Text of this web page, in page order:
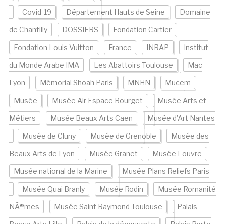
Covid-19 Département Hauts de Seine Domaine
de Chantilly DOSSIERS Fondation Cartier
Fondation Louis Vuitton France INRAP Institut
du Monde Arabe IMA Les Abattoirs Toulouse Mac
Lyon Mémorial Shoah Paris MNHN Mucem
Musée Musée Air Espace Bourget Musée Arts et
Métiers Musée Beaux Arts Caen Musée d'Art Nantes
Musée de Cluny Musée de Grenoble Musée des
Beaux Arts de Lyon Musée Granet Musée Louvre
Musée national de la Marine Musée Plans Reliefs Paris
Musée Quai Branly Musée Rodin Musée Romanité
NÃ®mes Musée Saint Raymond Toulouse Palais